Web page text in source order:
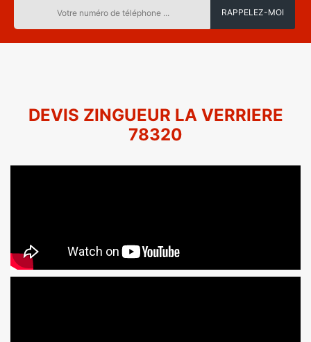
DEVIS ZINGUEUR LA VERRIERE
78320